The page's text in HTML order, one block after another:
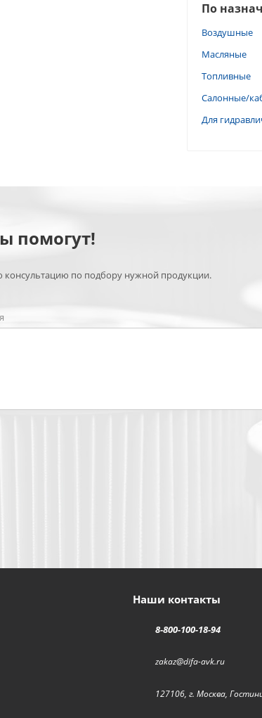
По
Воздушные
Масляные
Топливные
Салонные/
Для
помогут!
по подбору нужной продукции.
Наши контакты
8-800-100-18-94
zakaz@difa-avk.ru
127106, г. Москва,